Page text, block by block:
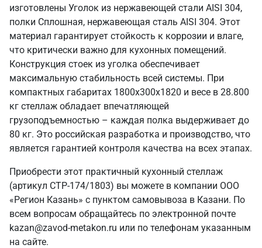
изготовлены Уголок из нержавеющей стали AISI 304,
полки Сплошная, нержавеющая сталь AISI 304. Этот
материал гарантирует стойкость к коррозии и влаге,
что критически важно для кухонных помещений.
Конструкция стоек из уголка обеспечивает
максимальную стабильность всей системы. При
компактных габаритах 1800х300х1820 и весе в 28.800
кг стеллаж обладает впечатляющей
грузоподъемностью – каждая полка выдерживает до
80 кг. Это российская разработка и производство, что
является гарантией контроля качества на всех этапах.
Приобрести этот практичный кухонный стеллаж
(артикул СТР-174/1803) вы можете в компании ООО
«Регион Казань» с пунктом самовывоза в Казани. По
всем вопросам обращайтесь по электронной почте
kazan@zavod-metakon.ru или по телефонам указанным
на сайте.